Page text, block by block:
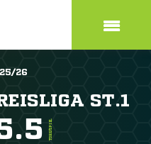
26
ST.1
TORE/SPIEL